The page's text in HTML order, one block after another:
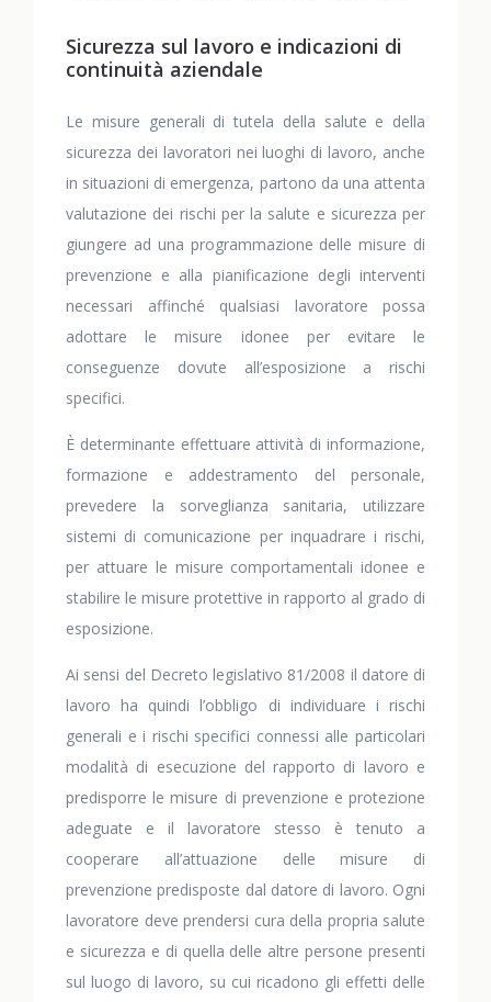
Sicurezza sul lavoro e indicazioni di
continuità aziendale
Le misure generali di tutela della salute e della
sicurezza dei lavoratori nei luoghi di lavoro, anche
in situazioni di emergenza, partono da una attenta
valutazione dei rischi per la salute e sicurezza per
giungere ad una programmazione delle misure di
prevenzione e alla pianificazione degli interventi
necessari affinché qualsiasi lavoratore possa
adottare le misure idonee per evitare le
conseguenze dovute all’esposizione a rischi
specifici.
È determinante effettuare attività di informazione,
formazione e addestramento del personale,
prevedere la sorveglianza sanitaria, utilizzare
sistemi di comunicazione per inquadrare i rischi,
per attuare le misure comportamentali idonee e
stabilire le misure protettive in rapporto al grado di
esposizione.
Ai sensi del Decreto legislativo 81/2008 il datore di
lavoro ha quindi l’obbligo di individuare i rischi
generali e i rischi specifici connessi alle particolari
modalità di esecuzione del rapporto di lavoro e
predisporre le misure di prevenzione e protezione
adeguate e il lavoratore stesso è tenuto a
cooperare all’attuazione delle misure di
prevenzione predisposte dal datore di lavoro. Ogni
lavoratore deve prendersi cura della propria salute
e sicurezza e di quella delle altre persone presenti
sul luogo di lavoro, su cui ricadono gli effetti delle